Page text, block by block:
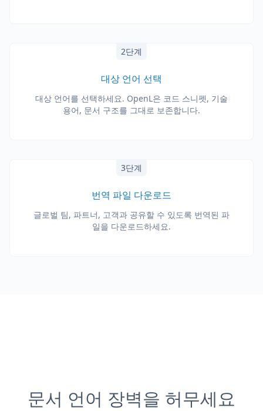
2단계
대상 언어 선택
대상 언어를 선택하세요. OpenL은 코드 스니펫, 기술
용어, 문서 구조를 그대로 보존합니다.
3단계
번역 파일 다운로드
글로벌 팀, 파트너, 고객과 공유할 수 있도록 번역된 파
일을 다운로드하세요.
문서 언어 장벽을 허무세요